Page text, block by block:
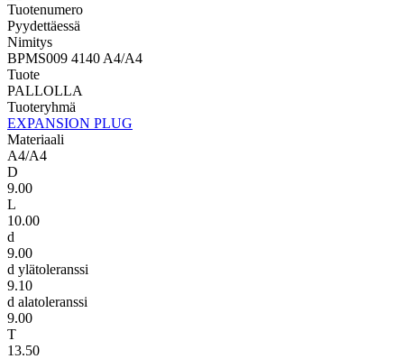
Tuotenumero
Pyydettäessä
Nimitys
BPMS009 4140 A4/A4
Tuote
PALLOLLA
Tuoteryhmä
EXPANSION PLUG
Materiaali
A4/A4
D
9.00
L
10.00
d
9.00
d ylätoleranssi
9.10
d alatoleranssi
9.00
T
13.50